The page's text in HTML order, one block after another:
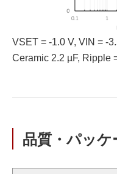
VSET = -1.0 V, VIN = -
Ceramic 2.2 µF, Ripple
品質・パッケ